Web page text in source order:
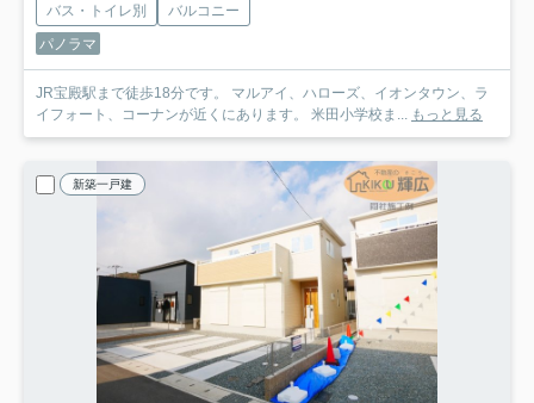
バス・トイレ別
バルコニー
パノラマ
JR宝殿駅まで徒歩18分です。 マルアイ、ハローズ、イオンタウン、ラ
イフォート、コーナンが近くにあります。 米田小学校ま...
もっと見る
新築一戸建